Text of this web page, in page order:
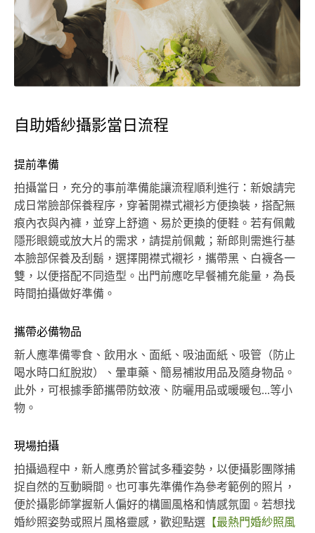
自助婚紗攝影當日流程
提前準備
拍攝當日，充分的事前準備能讓流程順利進行：新娘請完
成日常臉部保養程序，穿著開襟式襯衫方便換裝，搭配無
痕內衣與內褲，並穿上舒適、易於更換的便鞋。若有佩戴
隱形眼鏡或放大片的需求，請提前佩戴；新郎則需進行基
本臉部保養及刮鬍，選擇開襟式襯衫，攜帶黑、白襪各一
雙，以便搭配不同造型。出門前應吃早餐補充能量，為長
時間拍攝做好準備。
攜帶必備物品
新人應準備零食、飲用水、面紙、吸油面紙、吸管（防止
喝水時口紅脫妝）、暈車藥、簡易補妝用品及隨身物品。
此外，可根據季節攜帶防蚊液、防曬用品或暖暖包...等小
物。
現場拍攝
拍攝過程中，新人應勇於嘗試多種姿勢，以便攝影團隊捕
捉自然的互動瞬間。也可事先準備作為參考範例的照片，
便於攝影師掌握新人偏好的構圖風格和情感氛圍。若想找
婚紗照姿勢或照片風格靈感，歡迎點選 【最熱門婚紗照風